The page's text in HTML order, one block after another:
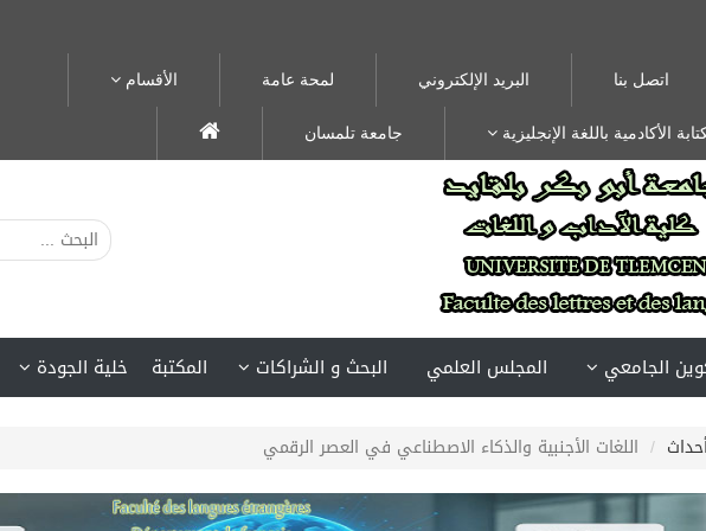
اتصل بنا البريد الإلكتروني لمحة عامة الأقسام
الأكادمية باللغة الإنجليزية جامعة تلمسان
الجامعي المجلس العلمي البحث و الشراكات المكتبة خلية الجودة
اللغات الأجنبية والذكاء الاصطناعي في العصر الرقمي